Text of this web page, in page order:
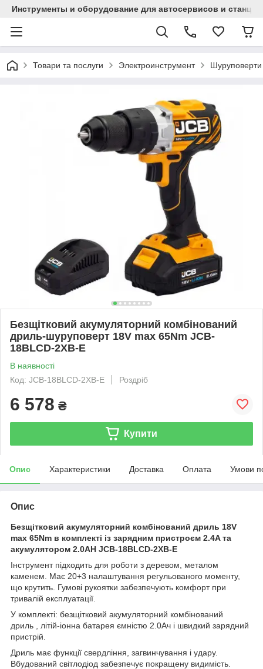
Инструменты и оборудование для автосервисов и
Товари та послуги Электроинструмент Шуруповерти
Безщітковий акумуляторний комбінований
дриль-шуруповерт 18V max 65Nm JCB-
18BLCD-2XB-E
В наявності
Код: JCB-18BLCD-2XB-E
Роздріб
6 578 ₴
Купити
Опис Характеристики Доставка Оплата Умови
Опис
Безщітковий акумуляторний комбінований дриль 18V
max 65Nm в комплекті із зарядним пристроєм 2.4A та
акумулятором 2.0AH JCB-18BLCD-2XB-E
Інструмент підходить для роботи з деревом, металом
каменем. Має 20+3 налаштування регульованого моменту,
що крутить. Гумові рукоятки забезпечують комфорт при
тривалій експлуатації.
У комплекті: безщітковий акумуляторний комбінований
дриль , літій-іонна батарея ємністю 2.0Ач і швидкий зарядний
пристрій.
Дриль має функції свердління, загвинчування і удару.
Вбудований світлодіод забезпечує покращену видимість.